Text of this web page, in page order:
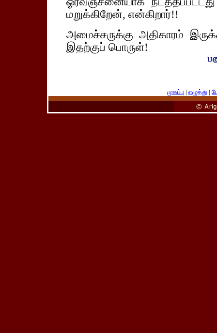
மறுக்கிறேன், என்கிறார்!!
அமைச்சருக்கு அதிகாரம்
இதற்குப் பொருள்!
முகப்பு | எழுத்து |